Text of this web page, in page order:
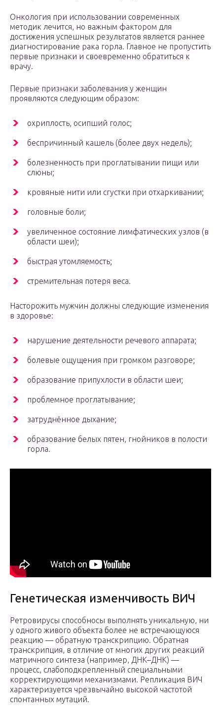
Онкология при использовании современных
методик лечится, но важным фактором для
достижения успешных результатов является раннее
диагностирование рака горла. Главное не пропустить
первые признаки и своевременно обратиться к
врачу.
Первые признаки заболевания у женщин
проявляются следующим образом:
охриплость, осипший голос;
беспричинный кашель (более двух недель);
болезненность при проглатывании пищи или
слюны;
кровяные нити или сгустки при отхаркивании;
головные боли;
увеличенное состояние лимфатических узлов (в
области шеи);
быстрая утомляемость;
стремительная потеря веса.
Насторожить мужчин должны следующие изменения
в здоровье:
нарушение деятельности речевого аппарата;
болевые ощущения при громком разговоре;
образование припухлости в области шеи;
проблемное проглатывание;
затруднённое дыхание;
образование белых пятен, гнойников в полости
горла.
Генетическая изменчивость ВИЧ
Ретровирусы способносы выполнять уникальную, ни
у одного живого объекта более не встречающуюся
реакцию — обратную транскрипцию. Обратная
транскрипция, в отличие от многих других реакций
матричного синтеза (например, ДНК–ДНК) —
процесс, слабоподкрепленный специальными
корректирующими механизмами. Репликация ВИЧ
характеризуется чрезвычайно высокой частотой
спонтанных мутаций.